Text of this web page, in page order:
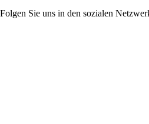
Folgen Sie uns in den sozialen